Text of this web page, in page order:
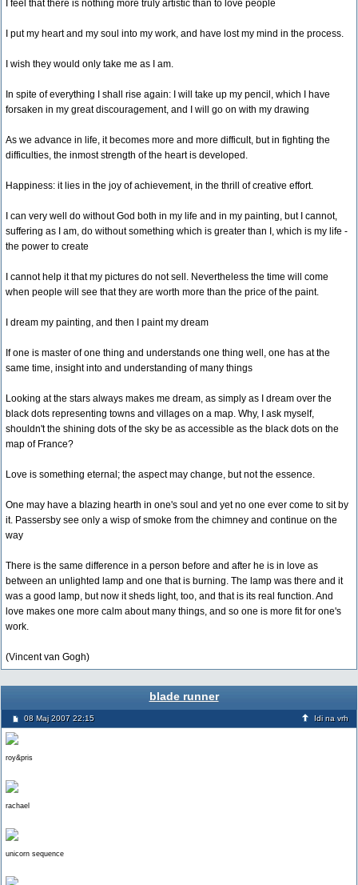
I feel that there is nothing more truly artistic than to love people
I put my heart and my soul into my work, and have lost my mind in the process.
I wish they would only take me as I am.
In spite of everything I shall rise again: I will take up my pencil, which I have
forsaken in my great discouragement, and I will go on with my drawing
As we advance in life, it becomes more and more difficult, but in fighting the
difficulties, the inmost strength of the heart is developed.
Happiness: it lies in the joy of achievement, in the thrill of creative effort.
I can very well do without God both in my life and in my painting, but I cannot,
suffering as I am, do without something which is greater than I, which is my life -
the power to create
I cannot help it that my pictures do not sell. Nevertheless the time will come
when people will see that they are worth more than the price of the paint.
I dream my painting, and then I paint my dream
If one is master of one thing and understands one thing well, one has at the
same time, insight into and understanding of many things
Looking at the stars always makes me dream, as simply as I dream over the
black dots representing towns and villages on a map. Why, I ask myself,
shouldn't the shining dots of the sky be as accessible as the black dots on the
map of France?
Love is something eternal; the aspect may change, but not the essence.
One may have a blazing hearth in one's soul and yet no one ever come to sit by
it. Passersby see only a wisp of smoke from the chimney and continue on the
way
There is the same difference in a person before and after he is in love as
between an unlighted lamp and one that is burning. The lamp was there and it
was a good lamp, but now it sheds light, too, and that is its real function. And
love makes one more calm about many things, and so one is more fit for one's
work.
(Vincent van Gogh)
blade runner
08 Maj 2007 22:15 Idi na vrh
roy&pris
rachael
unicorn sequence